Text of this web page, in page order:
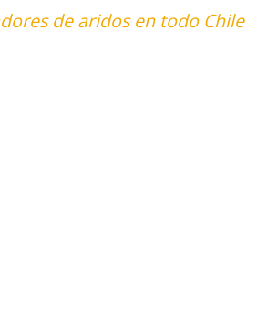
de aridos en todo Chile